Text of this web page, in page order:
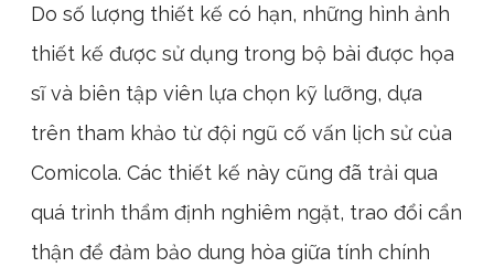
Do số lượng thiết kế có hạn, những hình ảnh
thiết kế được sử dụng trong bộ bài được họa
sĩ và biên tập viên lựa chọn kỹ lưỡng, dựa
trên tham khảo từ đội ngũ cố vấn lịch sử của
Comicola. Các thiết kế này cũng đã trải qua
quá trình thẩm định nghiêm ngặt, trao đổi cẩn
thận để đảm bảo dung hòa giữa tính chính